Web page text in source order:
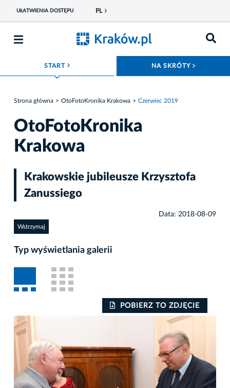
UŁATWIENIA DOSTĘPU PL
START ROZWIŃ MENU NA SKRÓTY
Strona główna OtoFotoKronika Krakowa Czerwiec 2019
OtoFotoKronika
Krakowa
Krakowskie jubileusze Krzysztofa
Zanussiego
Data: 2018-08-09
Wstrzymaj
Typ wyświetlania galerii
POBIERZ TO ZDJĘCIE